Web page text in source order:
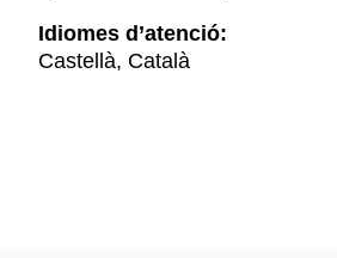
Idiomes d’atenció:
Castellà, Català